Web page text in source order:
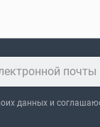
данных и